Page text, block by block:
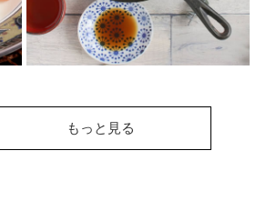
軍艦巻きや握り寿...
くるみの薔薇餃子
もっと見る